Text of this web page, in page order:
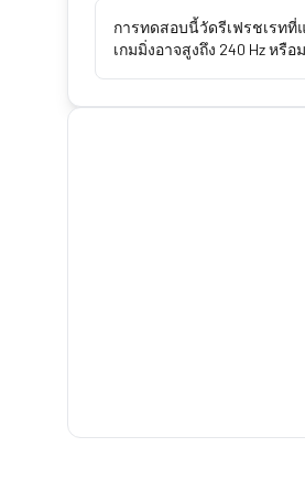
การทดสอบนี้วัดรีเฟรชเรทที่
เกมมิ่งอาจสูงถึง 240 Hz หรือ